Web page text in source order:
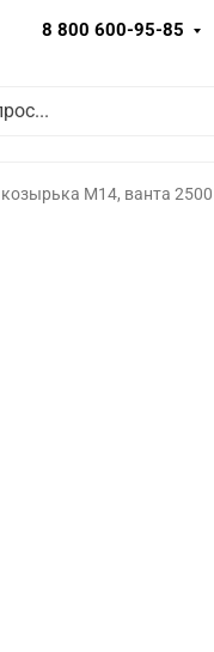
8 800 600-95-85
козырька М14, ванта